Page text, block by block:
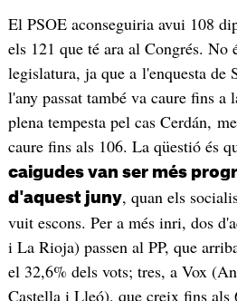
El PSOE aconseguiria avui 108
els 121 que té ara al Congrés.
legislatura, ja que a l'enquesta de
l'any passat també va caure fins
plena tempesta pel cas Cerdán,
caure fins als 106. La qüestió és
caigudes van ser més
d'aquest juny, quan els
vuit escons. Per a més inri, dos
i La Rioja) passen al PP, que
el 32,6% dels vots; tres, a Vox
Castella i Lleó), que creix fins als